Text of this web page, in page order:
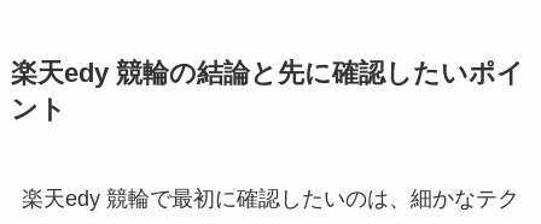
楽天edy 競輪の結論と先に確認したいポイ
ント
楽天edy 競輪で最初に確認したいのは、細かなテク